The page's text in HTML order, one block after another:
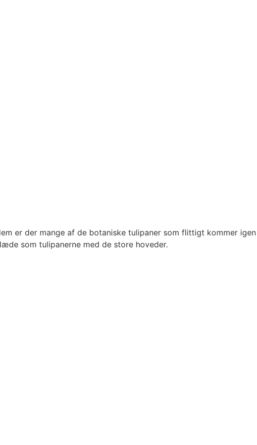
er der mange af de botaniske tulipaner som flittigt kommer igen
som tulipanerne med de store hoveder.